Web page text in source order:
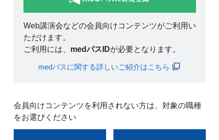
Web講演会などの会員向けコンテンツがご利用い
ただけます。
ご利用には、 medパスIDが必要となります。
medパスに関する詳しいご紹介はこちら
会員向けコンテンツを利用されない方は、対象の職種
をお選びください